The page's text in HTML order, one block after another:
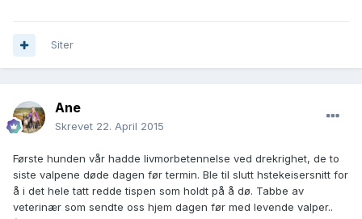
Siter
Ane
Skrevet 22. April 2015
Første hunden vår hadde livmorbetennelse ved drekrighet, de to
siste valpene døde dagen før termin. Ble til slutt hstekeisersnitt for
å i det hele tatt redde tispen som holdt på å dø. Tabbe av
veterinær som sendte oss hjem dagen før med levende valper..